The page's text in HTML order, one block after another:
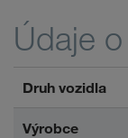
Údaje
Druh vozidla
Výrobce